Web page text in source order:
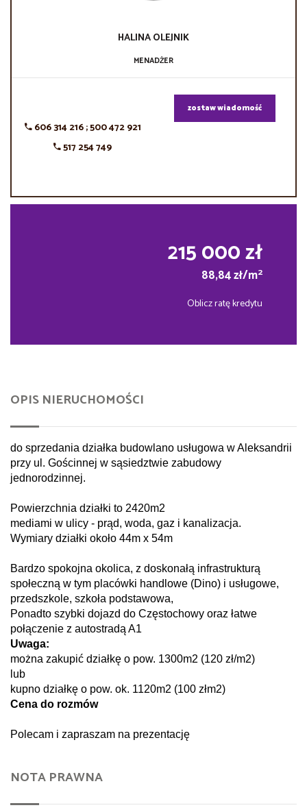
HALINAOLEJNIK
MENADŻER
606 314 216 ; 500 472 921
517 254 749
zostaw wiadomość
215 000 zł
88,84 zł/m2
Oblicz ratę kredytu
OPIS NIERUCHOMOŚCI
do sprzedania działka budowlano usługowa w Aleksandrii
przy ul. Gościnnej w sąsiedztwie zabudowy
jednorodzinnej.
Powierzchnia działki to 2420m2
mediami w ulicy - prąd, woda, gaz i kanalizacja.
Wymiary działki około 44m x 54m
Bardzo spokojna okolica, z doskonałą infrastrukturą
społeczną w tym placówki handlowe (Dino) i usługowe,
przedszkole, szkoła podstawowa,
Ponadto szybki dojazd do Częstochowy oraz łatwe
połączenie z autostradą A1
Uwaga:
można zakupić działkę o pow. 1300m2 (120 zł/m2)
lub
kupno działkę o pow. ok. 1120m2 (100 złm2)
Cena do rozmów
Polecam i zapraszam na prezentację
NOTA PRAWNA